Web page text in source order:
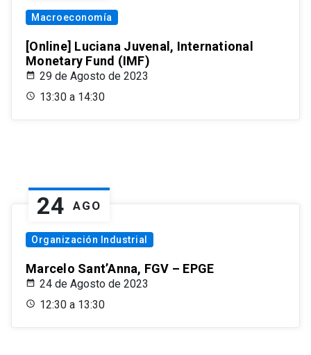
Macroeconomía
[Online] Luciana Juvenal, International
Monetary Fund (IMF)
29 de Agosto de 2023
13:30 a 14:30
24 AGO
Organización Industrial
Marcelo Sant’Anna, FGV – EPGE
24 de Agosto de 2023
12:30 a 13:30